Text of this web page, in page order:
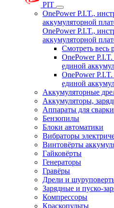
PIT
OnePower P.I.T.,
аккумуляторной
OnePower P.I.T.,
аккумуляторной
Смотреть весь
OnePower
единой
OnePower
единой
Аккумуляторные
Аккумуляторы,
Аппараты для
Бензопилы
Блоки автоматики
Вибраторы
Винтовёрты
Гайковёрты
Генераторы
Гравёры
Дрели и
Зарядные и пуско-
Компрессоры
Краскопульты